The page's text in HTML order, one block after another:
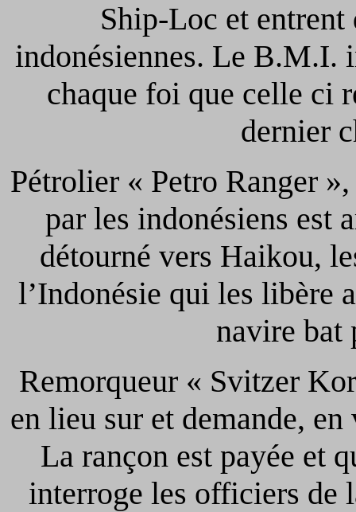
Ship-Loc et
indonésiennes. Le B.M.I.
chaque foi que celle ci
dernier
Pétrolier « Petro Ranger
par les indonésiens est
détourné vers Haikou,
l’Indonésie qui les libère
navire bat
Remorqueur « Svitzer
en lieu sur et demande,
La rançon est payée et
interroge les officiers de